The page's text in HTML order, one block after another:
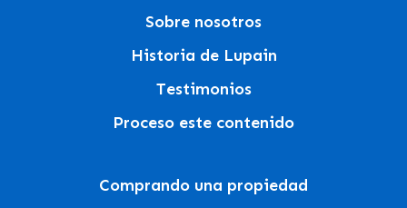
Sobre nosotros
Historia de Lupain
Testimonios
Proceso este contenido
Comprando una propiedad